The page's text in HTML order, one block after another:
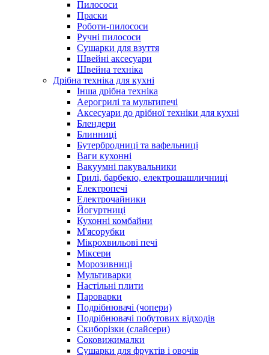
Пилососи
Праски
Роботи-пилососи
Ручні пилососи
Сушарки для взуття
Швейні аксесуари
Швейна техніка
Дрібна техніка для кухні
Інша дрібна техніка
Аерогрилі та мультипечі
Аксесуари до дрібної техніки для кухні
Блендери
Блинниці
Бутербродниці та вафельниці
Ваги кухонні
Вакуумні пакувальники
Грилі, барбекю, електрошашличниці
Електропечі
Електрочайники
Йогуртниці
Кухонні комбайни
М'ясорубки
Мікрохвильові печі
Міксери
Морозивниці
Мультиварки
Настільні плити
Пароварки
Подрібнювачі (чопери)
Подрібнювачі побутових відходів
Скиборізки (слайсери)
Соковижималки
Сушарки для фруктів і овочів